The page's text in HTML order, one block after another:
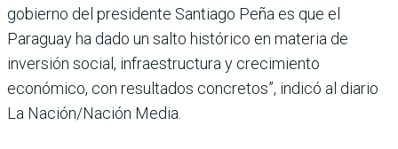
gobierno del presidente Santiago Peña es que el
Paraguay ha dado un salto histórico en materia de
inversión social, infraestructura y crecimiento
económico, con resultados concretos”, indicó al diario
La Nación/Nación Media.